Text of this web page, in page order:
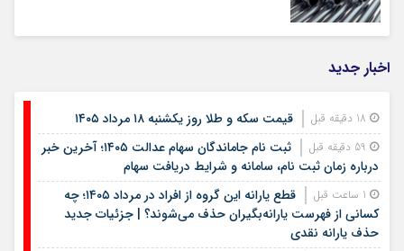
اخبار جدید
قیمت سکه و طلا روز یکشنبه ۱۸ مرداد ۱۴۰۵
ثبت نام جاماندگان سهام عدالت ۱۴۰۵؛ آخرین خبر
درباره زمان ثبت نام، سامانه و شرایط دریافت سهام
قطع یارانه این گروه از افراد در مرداد ۱۴۰۵؛ چه
کسانی از فهرست یارانه‌بگیران حذف می‌شوند؟ | جزئیات جدید
حذف یارانه نقدی